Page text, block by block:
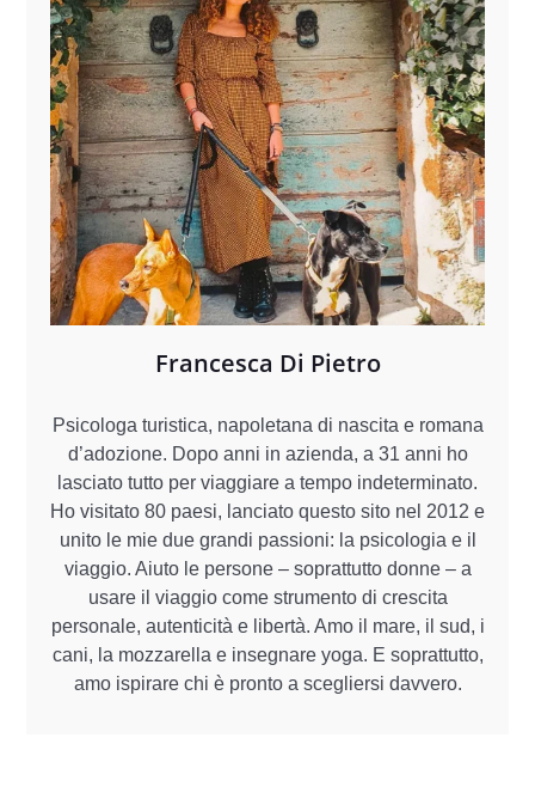
Francesca Di Pietro
Psicologa turistica, napoletana di nascita e romana
d’adozione. Dopo anni in azienda, a 31 anni ho
lasciato tutto per viaggiare a tempo indeterminato.
Ho visitato 80 paesi, lanciato questo sito nel 2012 e
unito le mie due grandi passioni: la psicologia e il
viaggio. Aiuto le persone – soprattutto donne – a
usare il viaggio come strumento di crescita
personale, autenticità e libertà. Amo il mare, il sud, i
cani, la mozzarella e insegnare yoga. E soprattutto,
amo ispirare chi è pronto a scegliersi davvero.